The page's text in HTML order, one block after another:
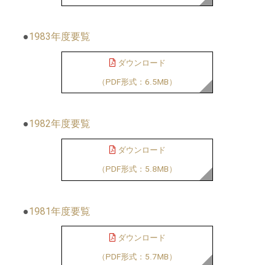
●1983年度要覧
ダウンロード
（PDF形式：6.5MB）
●1982年度要覧
ダウンロード
（PDF形式：5.8MB）
●1981年度要覧
ダウンロード
（PDF形式：5.7MB）